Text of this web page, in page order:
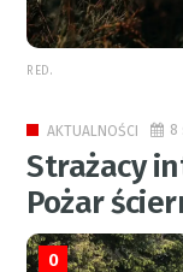
RED.
AKTUALNOŚCI 8
Strażacy
Pożar
0